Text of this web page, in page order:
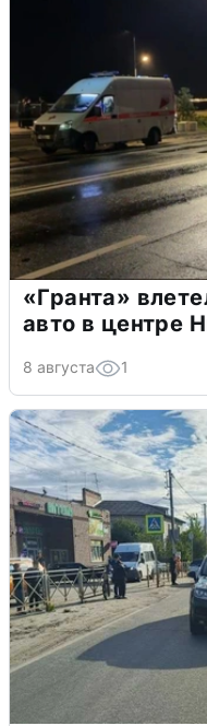
«Гранта»
авто в центре
8 августа 1